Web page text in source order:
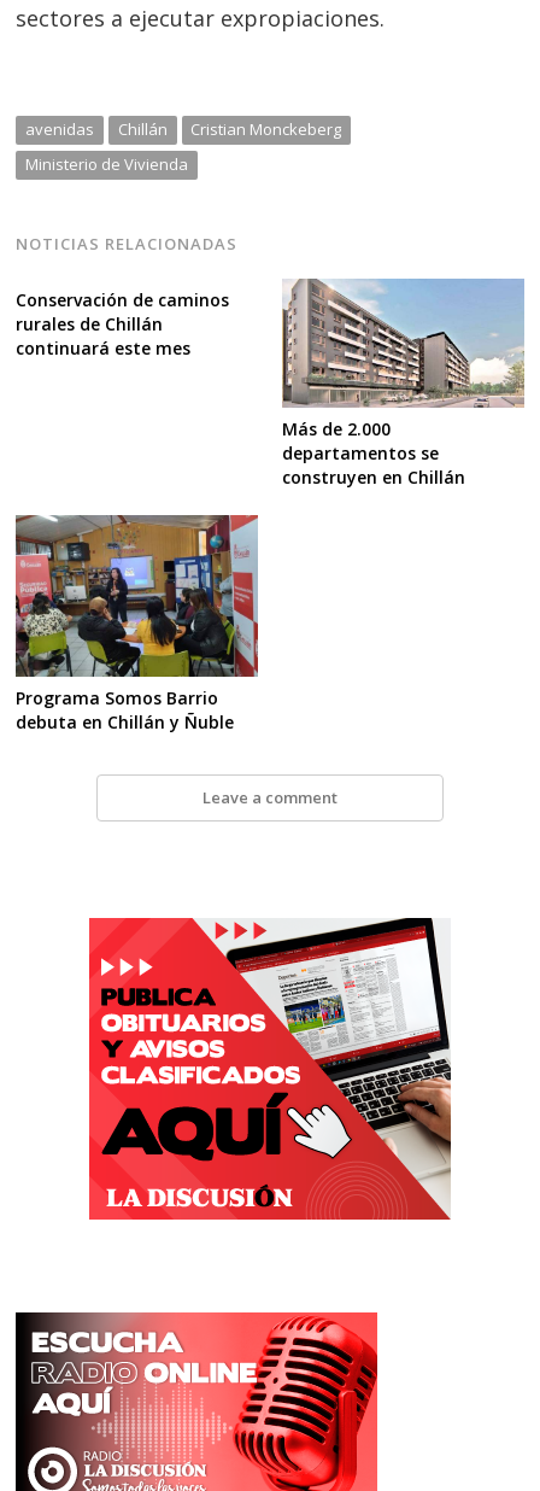
sectores a ejecutar expropiaciones.
avenidas Chillán
Cristian Monckeberg
Ministerio de Vivienda
NOTICIAS RELACIONADAS
Conservación de caminos
rurales de Chillán
continuará este mes
Más de 2.000
departamentos se
construyen en Chillán
Programa Somos Barrio
debuta en Chillán y Ñuble
Leave a comment